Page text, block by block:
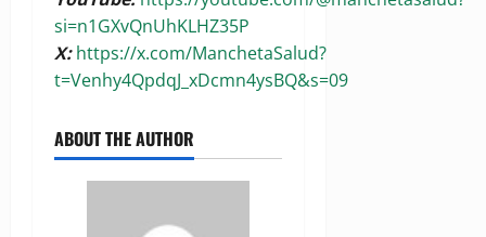
si=n1GXvQnUhKLHZ35P
X:https://x.com/ManchetaSalud?
t=Venhy4QpdqJ_xDcmn4ysBQ&s=09
ABOUT THE AUTHOR